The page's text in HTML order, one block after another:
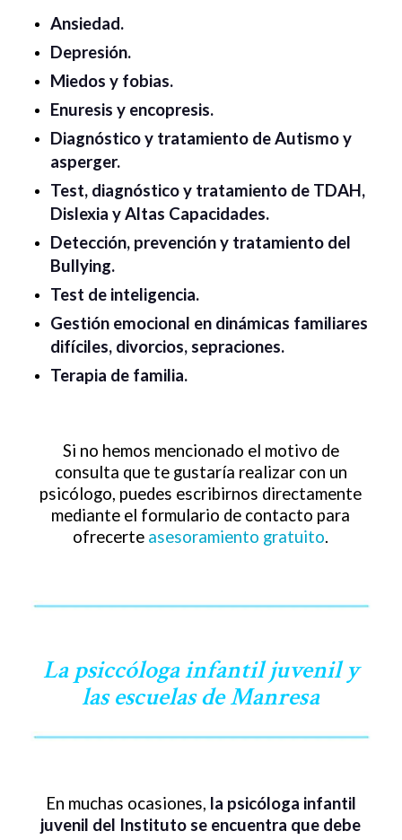
Ansiedad.
Depresión.
Miedos y fobias.
Enuresis y encopresis.
Diagnóstico y tratamiento de Autismo y
asperger.
Test, diagnóstico y tratamiento de TDAH,
Dislexia y Altas Capacidades.
Detección, prevención y tratamiento del
Bullying.
Test de inteligencia.
Gestión emocional en dinámicas familiares
difíciles, divorcios, sepraciones.
Terapia de familia.
Si no hemos mencionado el motivo de
consulta que te gustaría realizar con un
psicólogo, puedes escribirnos directamente
mediante el formulario de contacto para
ofrecerte asesoramiento gratuito.
La psiccóloga infantil juvenil y
las escuelas de Manresa
En muchas ocasiones, la psicóloga infantil
juvenil del Instituto se encuentra que debe